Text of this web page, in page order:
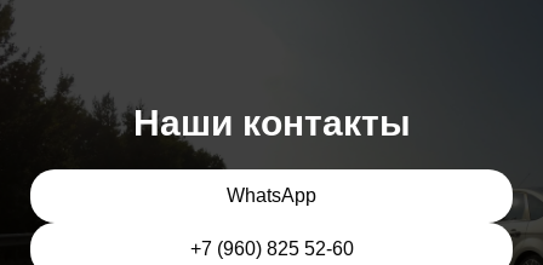
Наши контакты
WhatsApp
+7 (960) 825 52-60